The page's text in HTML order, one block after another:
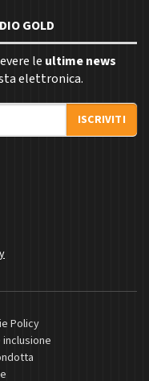
GOLD
le ultime news
elettronica.
ISCRIVITI
Policy